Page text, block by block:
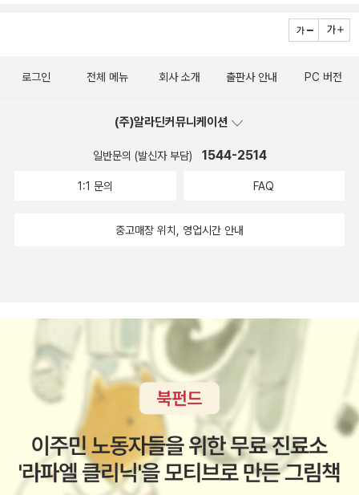
워서 딱히 더 눈에 띄는 건 없네요. 따로 메모해둔 시도 더는 없구
진님 취향에 가장 잘 맞지 않을까 하는 생각이 들어요. 이 시집에
으로 짧은 시를 좋아해요. 짧은 시가 이해하기 쉽더라구요. 길면
당최 뭔말이지를 모르겠어서... 이제 옮길 시는 짧은 시의 최고봉,
털어넣었다두레박을 들었다 놓았다 하며 미숫가루 저었다 뺨따
가 걸쭉하게 타서 말이죠. 아, 난 더이상 버티지 못하고 졸려서
자야겠어요. 이 중에서 마음에 드는 시가 있기를 바라요. 굳이 하
나 꼽으라면 저는 '소이진'님께는 '박성우'가 제일 좋을것 같아요.
먼댓글로는 제가 가장 사랑하는 시집도 첨부할거에요. 박연준의
시집이죠. 굿나잇.
바뀌겠어'라고 생각한 아줌마들도'나는 꼼수다' 대열에 합류하고
줌마의 힘'을 무시하거나 우습게 보면 안된다는 걸 알 사람은 안
를 보면 더 좋겠고...나는 김어준씨보다, 알라디너였던 '시비돌이'
행하고도 부끄럽게 우리지역구의 '인화학교'에서 일어난 사건이
라, 회원들도 관심이 많다.2009년 책이 나왔을 때보다 영화가 상
불편한 진실, 우리들의 자화상을 마주할 용기가 필요한 독서...20
399 10월 토론도서는선암사 답사를 앞두고, 미리 공부하는 독서
였다. 유홍준 선생님이 남도에 사는 사람들을 부러워하는 세 가지
가 있는데,첫째는 음식 맛이 좋은 것이고,둘째는 이웃과 친구간의
끈끈한 인간관계이고셋째는 주위에 아름다운 절집이 무진장 많
다는 것이다.화엄사, 천은사, 연곡사, 태안사. 실상사, 백양사, 운
주사, 불회사, 쌍봉사, 보림사, 대흥사, 도갑사, 무위사, 송광사 선
암사.... (나의 문화유산답사기6권, 176쪽)줄줄이 거론했는데,
남도에 둥지를 틀고 20여년을 넘게 산 내가 가본 곳은 화엄사, 태
로그인 전체 메뉴 회사 소개 출판사 안내 PC 버전
(주)알라딘커뮤니케이션
일반문의 (발신자 부담) 1544-2514
1:1 문의 FAQ
중고매장 위치, 영업시간 안내